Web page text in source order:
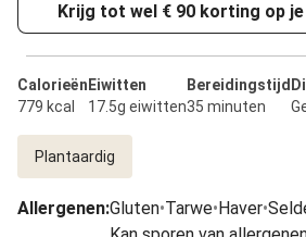
Krijg tot wel € 90 korting op
Calorieën
779 kcal
Eiwitten
17.5g eiwitten
Bereidingstijd
35 minuten
Plantaardig
Allergenen:Gluten•Tarwe•Haver•